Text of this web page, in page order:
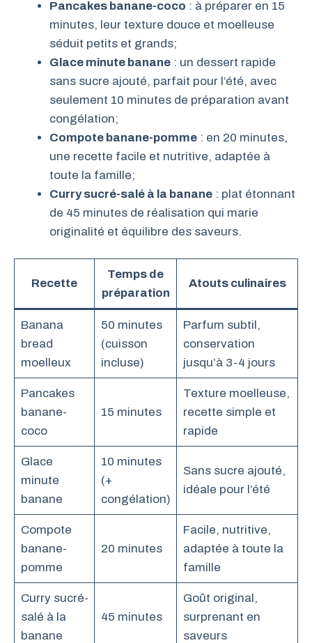
Pancakes banane-coco : à préparer en 15
minutes, leur texture douce et moelleuse
séduit petits et grands;
Glace minute banane : un dessert rapide
sans sucre ajouté, parfait pour l’été, avec
seulement 10 minutes de préparation avant
congélation;
Compote banane-pomme : en 20 minutes,
une recette facile et nutritive, adaptée à
toute la famille;
Curry sucré-salé à la banane : plat étonnant
de 45 minutes de réalisation qui marie
originalité et équilibre des saveurs.
Recette
Temps de
préparation
Atouts culinaires
Banana
bread
moelleux
50 minutes
(cuisson
incluse)
Parfum subtil,
conservation
jusqu’à 3-4 jours
Pancakes
banane-
coco
15 minutes
Texture moelleuse,
recette simple et
rapide
Glace
minute
banane
10 minutes
(+
congélation)
Sans sucre ajouté,
idéale pour l’été
Compote
banane-
pomme
20 minutes
Facile, nutritive,
adaptée à toute la
famille
Curry sucré-
salé à la
banane
45 minutes
Goût original,
surprenant en
saveurs